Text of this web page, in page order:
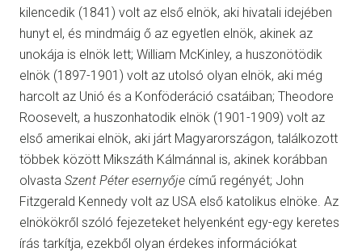
kilencedik (1841) volt az első elnök, aki hivatali idejében
hunyt el, és mindmáig ő az egyetlen elnök, akinek az
unokája is elnök lett; William McKinley, a huszonötödik
elnök (1897-1901) volt az utolsó olyan elnök, aki még
harcolt az Unió és a Konföderáció csatáiban; Theodore
Roosevelt, a huszonhatodik elnök (1901-1909) volt az
első amerikai elnök, aki járt Magyarországon, találkozott
többek között Mikszáth Kálmánnal is, akinek korábban
olvasta Szent Péter esernyője című regényét; John
Fitzgerald Kennedy volt az USA első katolikus elnöke. Az
elnökökről szóló fejezeteket helyenként egy-egy keretes
írás tarkítja, ezekből olyan érdekes információkat